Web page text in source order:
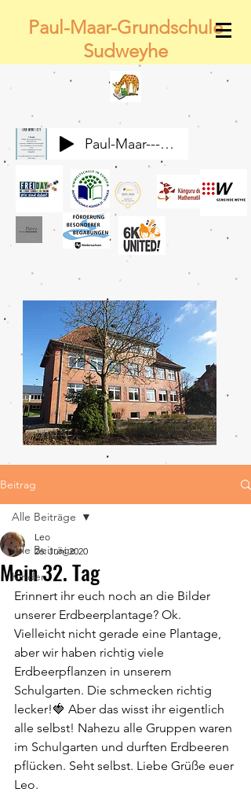
Paul-Maar-Grundschule
Sudweyhe
Paul-Maar---Wir-alle-gemeinsam
Beitrag
Alle Beiträge
Kinder
Alle Beiträge
Mein 32. Tag
Leo
26. Juni 2020
Erinnert ihr euch noch an die Bilder
unserer Erdbeerplantage? Ok.
Vielleicht nicht gerade eine Plantage,
aber wir haben richtig viele
Erdbeerpflanzen in unserem
Schulgarten. Die schmecken richtig
lecker!🍓 Aber das wisst ihr eigentlich
alle selbst! Nahezu alle Gruppen waren
im Schulgarten und durften Erdbeeren
pflücken. Seht selbst. Liebe Grüße euer
Leo.